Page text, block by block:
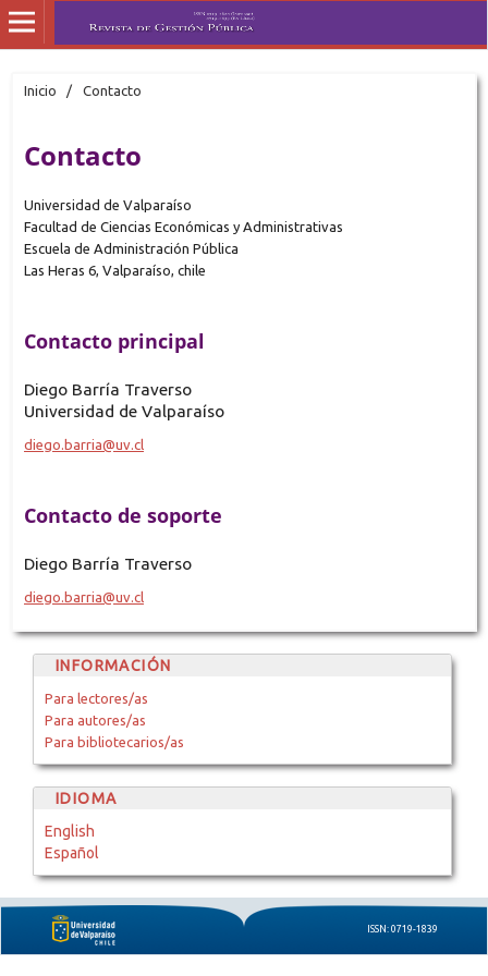
Inicio / Contacto
Contacto
Universidad de Valparaíso
Facultad de Ciencias Económicas y Administrativas
Escuela de Administración Pública
Las Heras 6, Valparaíso, chile
Contacto principal
Diego Barría Traverso
Universidad de Valparaíso
diego.barria@uv.cl
Contacto de soporte
Diego Barría Traverso
diego.barria@uv.cl
INFORMACIÓN
Para lectores/as
Para autores/as
Para bibliotecarios/as
IDIOMA
English
Español
ISSN: 0719-1839